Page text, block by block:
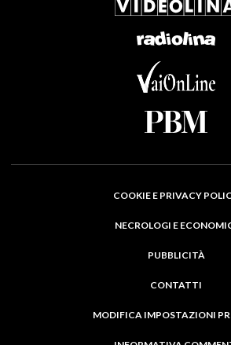
COOKIE E PRIVACY
NECROLOGI E
PUBBLICITÀ
CONTATTI
MODIFICA IMPOSTAZIONI